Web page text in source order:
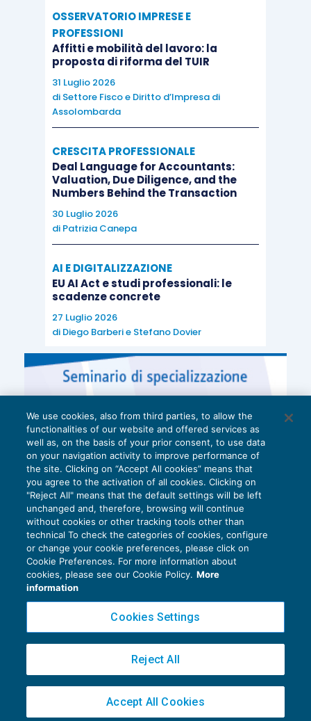
OSSERVATORIO IMPRESE E
PROFESSIONI
Affitti e mobilità del lavoro: la
proposta di riforma del TUIR
31 Luglio 2026
di Settore Fisco e Diritto d’Impresa di
Assolombarda
CRESCITA PROFESSIONALE
Deal Language for Accountants:
Valuation, Due Diligence, and the
Numbers Behind the Transaction
30 Luglio 2026
di Patrizia Canepa
AI E DIGITALIZZAZIONE
EU AI Act e studi professionali: le
scadenze concrete
27 Luglio 2026
di Diego Barberie Stefano Dovier
Privacy Policy
Cookie Policy
Copyright 2016 ©Gruppo Euroconference S.p.A.v2.32.2
Piazza Luigi Einaudi, 10N01 - 20124 Milano - info@ecnews.it
02776120236
We use cookies, also from third parties, to allow the
functionalities of our website and offered services as
well as, on the basis of your prior consent, to use data
on your navigation activity to improve performance of
the site. Clicking on “Accept All cookies” means that
you agree to the activation of all cookies. Clicking on
"Reject All" means that the default settings will be left
unchanged and, therefore, browsing will continue
without cookies or other tracking tools other than
technical To check the categories of cookies, configure
or change your cookie preferences, please click on
Cookie Preferences. For more information about
cookies, please see our Cookie Policy. More
information
Cookies Settings
Reject All
Accept All Cookies